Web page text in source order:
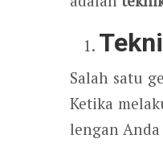
Salah satu
Ketika
lengan